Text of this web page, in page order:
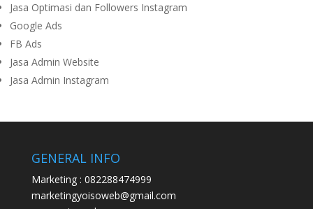
Jasa Optimasi dan Followers Instagram
Google Ads
FB Ads
Jasa Admin Website
Jasa Admin Instagram
GENERAL INFO
Marketing : 082288474999
marketingyoisoweb@gmail.com